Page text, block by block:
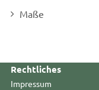
Maße
Rechtliches
Impressum